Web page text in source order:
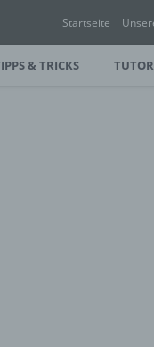
Startseite
& TRICKS